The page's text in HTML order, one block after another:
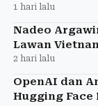
1 hari lalu
Nadeo
Lawan
2 hari lalu
OpenAI dan
Hugging Face